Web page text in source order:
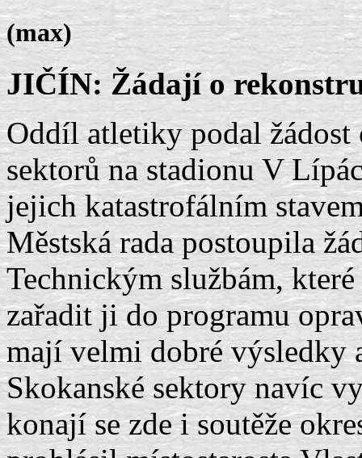
(max)
JIČÍN: Žádají o
Oddíl atletiky podal
sektorů na stadionu V
jejich katastrofálním
Městská rada postoupila
Technickým službám,
zařadit ji do programu
mají velmi dobré výsledky
Skokanské sektory navíc
konají se zde i soutěže